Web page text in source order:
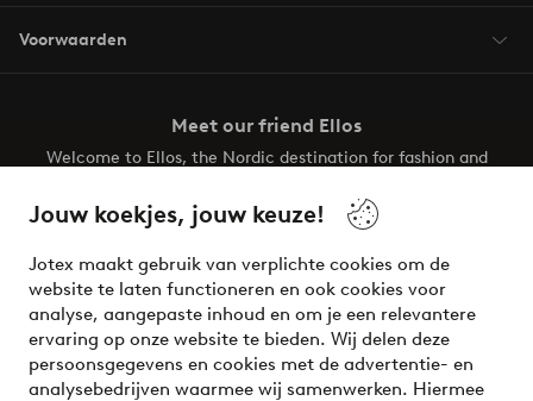
Jouw koekjes, jouw keuze!
Jotex maakt gebruik van verplichte cookies om de
website te laten functioneren en ook cookies voor
analyse, aangepaste inhoud en om je een relevantere
ervaring op onze website te bieden. Wij delen deze
persoonsgegevens en cookies met de advertentie- en
analysebedrijven waarmee wij samenwerken. Hiermee
Voorwaarden
Meet our friend Ellos
Welcome to Ellos, the Nordic destination for fashion and
your wardrobe. Your next inspiring look is here!
Veilig betalen - Nu betalen of opsplitsen